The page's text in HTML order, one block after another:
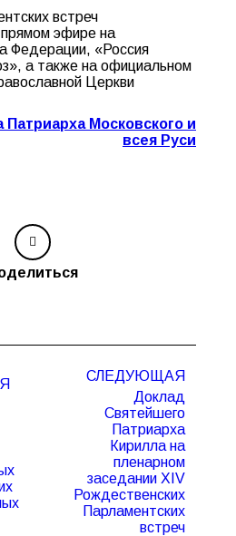
встреч
эфире на
Федерации, «Россия
а также на официальном
Церкви
Патриарха Московского и
всея Руси
СЛЕДУЮЩАЯ
Следующая
запись:
Доклад
Святейшего
Патриарха
Кирилла на
пленарном
заседании XIV
Рождественских
Парламентских
встреч